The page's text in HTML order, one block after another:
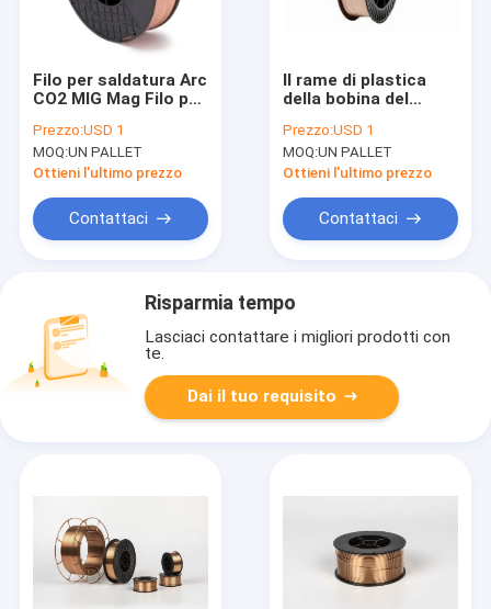
Filo per saldatura Arc
CO2 MIG Mag Filo per
6
Prezzo:USD 1
MOQ:UN PALLET
Ottieni l'ultimo prezzo
Contattaci
Il rame di plastica
della bobina del
MIG Mag Soldering
Wire 0.8mm ha
ricoperto
Prezzo:USD 1
MOQ:UN PALLET
Ottieni l'ultimo prezzo
Contattaci
Risparmia tempo
Lasciaci contattare i migliori prodotti con
te.
Dai il tuo requisito